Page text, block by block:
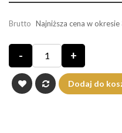
Brutto Najniższa cena w
- +
Dodaj do